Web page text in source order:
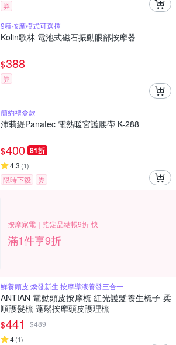
券
9種按摩模式可選擇
Kolin歌林 電池式磁石振動眼部按摩器
$388
券
簡約禮盒款
沛莉緹Panatec 電熱暖宮護腰帶 K-288
$400 81折
4.3 (1)
限時下殺 券
按摩家電｜指定品結帳9折-快
滿1件享9折
鮮養頭皮 煥發新生 按摩導液養發三合一
ANTIAN 電動頭皮按摩梳 紅光護髮養生梳子 柔
順護髮梳 蓬鬆按摩頭皮護理梳
$441 $489
4(1)